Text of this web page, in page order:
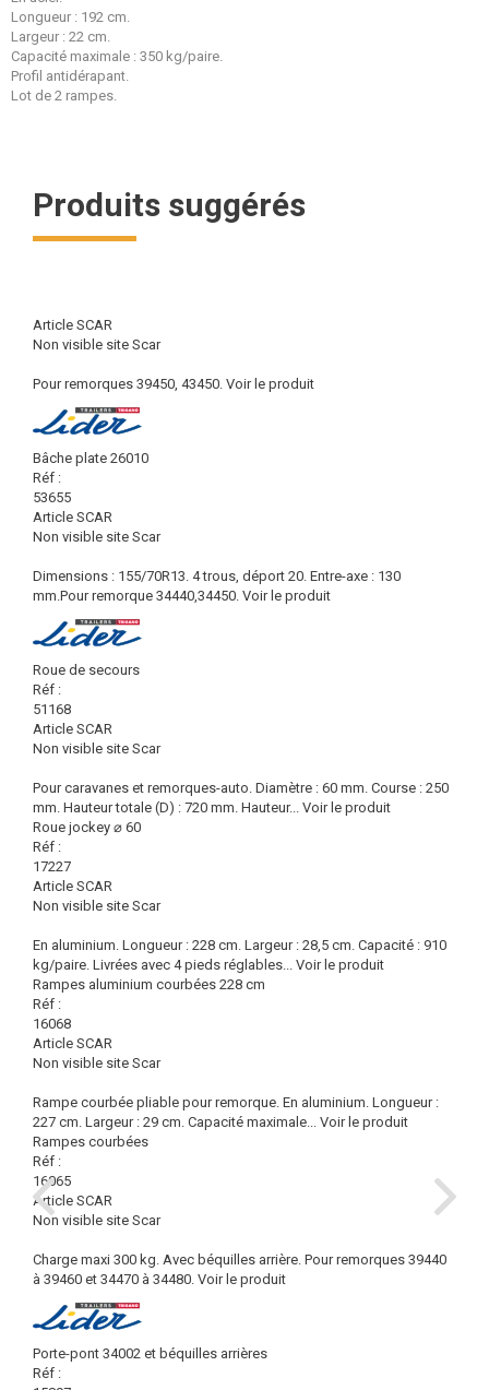
Longueur : 192 cm.
Largeur : 22 cm.
Capacité maximale : 350 kg/paire.
Profil antidérapant.
Lot de 2 rampes.
Produits suggérés
Article SCAR
Non visible site Scar
Pour remorques 39450, 43450. Voir le produit
Bâche plate 26010
Réf :
53655
Article SCAR
Non visible site Scar
Dimensions : 155/70R13. 4 trous, déport 20. Entre-axe : 130
mm.Pour remorque 34440,34450. Voir le produit
Roue de secours
Réf :
51168
Article SCAR
Non visible site Scar
Pour caravanes et remorques-auto. Diamètre : 60 mm. Course : 250
mm. Hauteur totale (D) : 720 mm. Hauteur... Voir le produit
Roue jockey ⌀ 60
Réf :
17227
Article SCAR
Non visible site Scar
En aluminium. Longueur : 228 cm. Largeur : 28,5 cm. Capacité : 910
kg/paire. Livrées avec 4 pieds réglables... Voir le produit
Rampes aluminium courbées 228 cm
Réf :
16068
Article SCAR
Non visible site Scar
Rampe courbée pliable pour remorque. En aluminium. Longueur :
227 cm. Largeur : 29 cm. Capacité maximale... Voir le produit
Rampes courbées
Réf :
16065
Article SCAR
Non visible site Scar
Charge maxi 300 kg. Avec béquilles arrière. Pour remorques 39440
à 39460 et 34470 à 34480. Voir le produit
Porte-pont 34002 et béquilles arrières
Réf :